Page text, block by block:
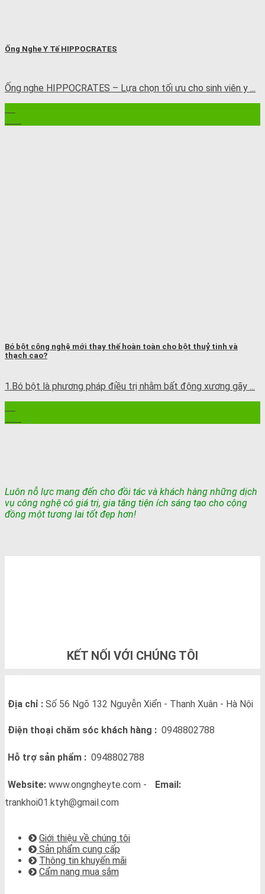
Ống Nghe Y Tế HIPPOCRATES
Ống nghe HIPPOCRATES – Lựa chọn tối ưu cho sinh viên y ...
Bó bột công nghệ mới thay thế hoàn toàn cho bột thuỷ tinh và
thạch cao?
1.Bó bột là phương pháp điều trị nhằm bất động xương gãy ...
Luôn nỗ lực mang đến cho đồi tác và khách hàng những dịch
vụ công nghệ có giá trị, gia tăng tiện ích sáng tạo cho cộng
đồng một tương lai tốt đẹp hơn!
KẾT NỐI VỚI CHÚNG TÔI
Địa chỉ : Số 56 Ngõ 132 Nguyễn Xiển - Thanh Xuân - Hà Nội
Điện thoại chăm sóc khách hàng : 0948802788
Hỗ trợ sản phẩm : 0948802788
Website: www.ongngheyte.com -
Email:
trankhoi01.ktyh@gmail.com
Giới thiệu về chúng tôi
Sản phẩm cung cấp
Thông tin khuyến mãi
Cẩm nang mua sắm